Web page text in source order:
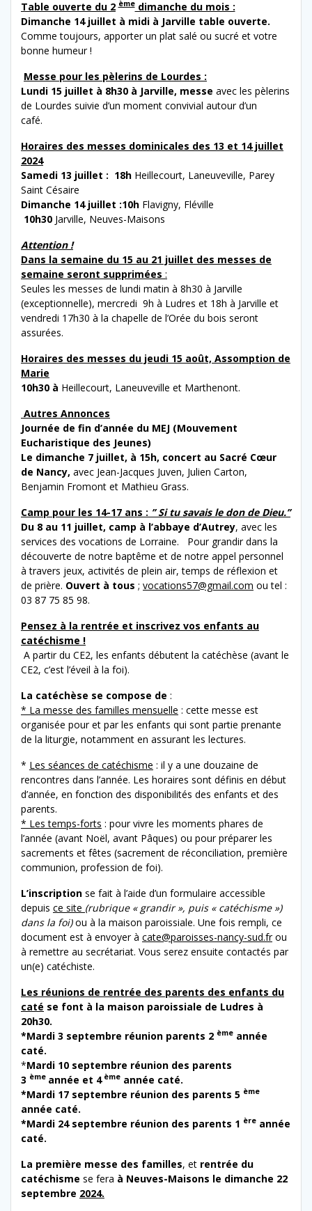
Table ouverte du 2 èmedimanche du mois :
Dimanche 14 juillet à midi à Jarville table ouverte.
Comme toujours, apporter un plat salé ou sucré et votre
bonne humeur !
Messe pour les pèlerins de Lourdes :
Lundi 15 juillet à 8h30 à Jarville, messe avec les pèlerins
de Lourdes suivie d’un moment convivial autour d’un
café.
Horaires des messes dominicales des 13 et 14 juillet
2024
Samedi 13 juillet : 18h Heillecourt, Laneuveville, Parey
Saint Césaire
Dimanche 14 juillet :10h Flavigny, Fléville
10h30 Jarville, Neuves-Maisons
Attention !
Dans la semaine du 15 au 21 juillet des messes de
semaine seront supprimées :
Seules les messes de lundi matin à 8h30 à Jarville
(exceptionnelle), mercredi 9h à Ludres et 18h à Jarville et
vendredi 17h30 à la chapelle de l’Orée du bois seront
assurées.
Horaires des messes du jeudi 15 août, Assomption de
Marie
10h30 à Heillecourt, Laneuveville et Marthenont.
Autres Annonces
Journée de fin d’année du MEJ (Mouvement
Eucharistique des Jeunes)
Le dimanche 7 juillet, à 15h, concert au Sacré Cœur
de Nancy, avec Jean-Jacques Juven, Julien Carton,
Benjamin Fromont et Mathieu Grass.
Camp pour les 14-17 ans : ’’ Si tu savais le don de Dieu.’’
Du 8 au 11 juillet, camp à l’abbaye d’Autrey, avec les
services des vocations de Lorraine. Pour grandir dans la
découverte de notre baptême et de notre appel personnel
à travers jeux, activités de plein air, temps de réflexion et
de prière. Ouvert à tous ; vocations57@gmail.com ou tel :
03 87 75 85 98.
Pensez à la rentrée et inscrivez vos enfants au
catéchisme !
A partir du CE2, les enfants débutent la catéchèse (avant le
CE2, c’est l’éveil à la foi).
La catéchèse se compose de :
* La messe des familles mensuelle : cette messe est
organisée pour et par les enfants qui sont partie prenante
de la liturgie, notamment en assurant les lectures.
* Les séances de catéchisme : il y a une douzaine de
rencontres dans l’année. Les horaires sont définis en début
d’année, en fonction des disponibilités des enfants et des
parents.
* Les temps-forts : pour vivre les moments phares de
l’année (avant Noël, avant Pâques) ou pour préparer les
sacrements et fêtes (sacrement de réconciliation, première
communion, profession de foi).
L’inscription se fait à l’aide d’un formulaire accessible
depuis ce site (rubrique « grandir », puis « catéchisme »)
dans la foi)ou à la maison paroissiale. Une fois rempli, ce
document est à envoyer à cate@paroisses-nancy-sud.frou
à remettre au secrétariat. Vous serez ensuite contactés par
un(e) catéchiste.
Les réunions de rentrée des parents des enfants du
caté se font à la maison paroissiale de Ludres à
20h30.
*Mardi 3 septembre réunion parents 2 èmeannée
caté.
*Mardi 10 septembre réunion des parents
3 ème année et 4 ème année caté.
*Mardi 17 septembre réunion des parents 5 ème
année caté.
*Mardi 24 septembre réunion des parents 1 èreannée
caté.
La première messe des familles, et rentrée du
catéchisme se fera à Neuves-Maisons le dimanche 22
septembre 2024.